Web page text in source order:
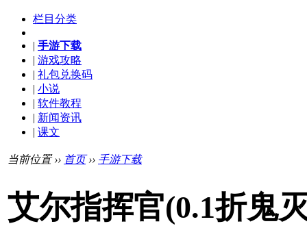
栏目分类
| 手游下载
| 游戏攻略
| 礼包兑换码
| 小说
| 软件教程
| 新闻资讯
| 课文
当前位置 ›› 首页›› 手游下载
艾尔指挥官(0.1折鬼